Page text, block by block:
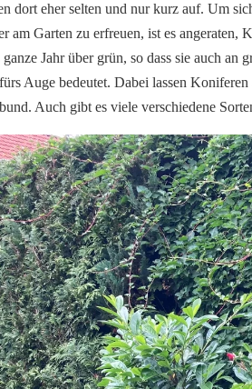
dort eher selten und nur kurz auf. Um
am Garten zu erfreuen, ist es
ganze Jahr über grün, so dass sie auch
Auge bedeutet. Dabei lassen
Auch gibt es viele verschiedene